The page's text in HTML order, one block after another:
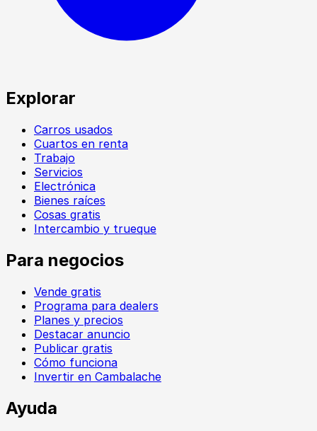
Explorar
Carros usados
Cuartos en renta
Trabajo
Servicios
Electrónica
Bienes raíces
Cosas gratis
Intercambio y trueque
Para negocios
Vende gratis
Programa para dealers
Planes y precios
Destacar anuncio
Publicar gratis
Cómo funciona
Invertir en Cambalache
Ayuda